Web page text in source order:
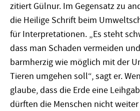
zitiert Gülnur. Im Gegensatz zu
die Heilige Schrift beim
für Interpretationen. „Es steht
dass man Schaden vermeiden
barmherzig wie möglich mit der
Tieren umgehen soll“, sagt er.
glaube, dass die Erde eine
dürften die Menschen nicht